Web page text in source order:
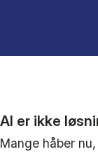
AI er ikke
Mange håber